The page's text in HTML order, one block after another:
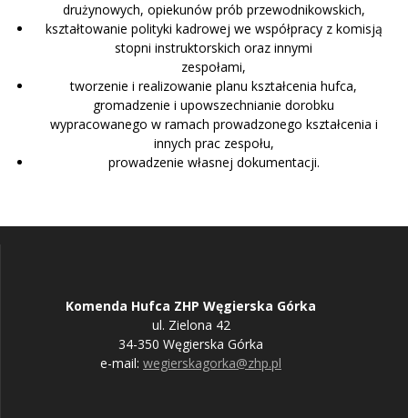
drużynowych, opiekunów prób przewodnikowskich,
kształtowanie polityki kadrowej we współpracy z komisją
stopni instruktorskich oraz innymi
zespołami,
tworzenie i realizowanie planu kształcenia hufca,
gromadzenie i upowszechnianie dorobku
wypracowanego w ramach prowadzonego kształcenia i
innych prac zespołu,
prowadzenie własnej dokumentacji.
Komenda Hufca ZHP Węgierska Górka
ul. Zielona 42
34-350 Węgierska Górka
e-mail: wegierskagorka@zhp.pl